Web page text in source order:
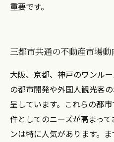
重要です。
三都市共通の不動産市場動
大阪、京都、神戸のワンル
の都市開発や外国人観光客
呈しています。これらの都
件としてのニーズが高まっ
ンは特に人気があります。